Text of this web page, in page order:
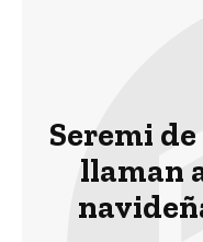
Seremi
llaman